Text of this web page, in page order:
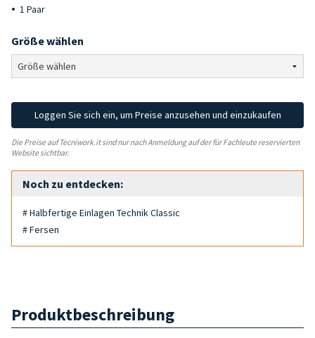
1 Paar
Größe wählen
Loggen Sie sich ein, um Preise anzusehen und einzukaufen
Die Preise auf Tecniwork.it sind nur nach Anmeldung auf der für Fachleute reservierten
Website sichtbar.
Noch zu entdecken:
# Halbfertige Einlagen Technik Classic
# Fersen
Produktbeschreibung